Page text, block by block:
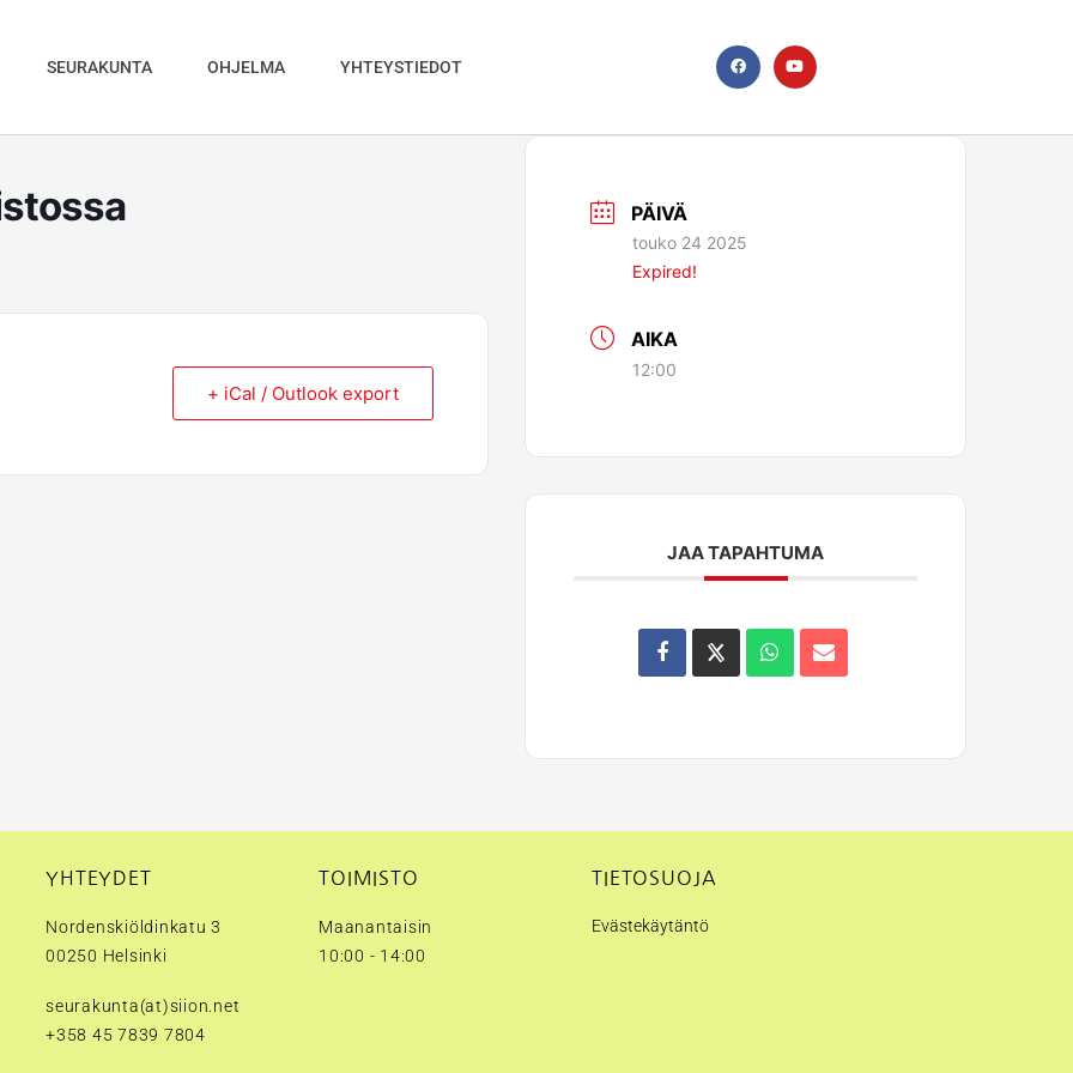
SEURAKUNTA OHJELMA YHTEYSTIEDOT
F
a
Y
o
u
+ iCal / Outlook export
PÄIVÄ
touko 24 2025
Expired!
AIKA
12:00
JAA TAPAHTUMA
YHTEYDET
Nordenskiöldinkatu 3
00250 Helsinki
seurakunta(at)siion.net
+358 45 7839 7804
TOIMISTO
Maanantaisin
10:00 - 14:00
TIETOSUOJA
Evästekäytäntö